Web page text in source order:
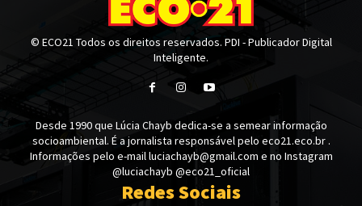
© ECO21 Todos os direitos reservados. PDI - Publicador Digital
Inteligente.
Desde 1990 que Lúcia Chayb dedica-se a semear informação
socioambiental. É a jornalista responsável pelo eco21.eco.br .
Informações pelo e-mail luciachayb@gmail.com e no Instagram
@luciachayb @eco21_oficial
Redes Sociais